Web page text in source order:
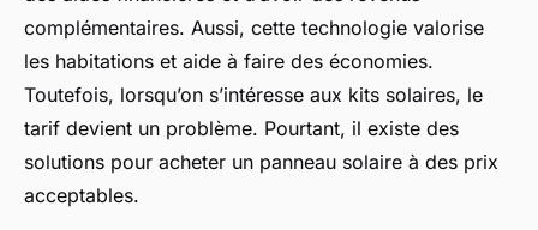
complémentaires. Aussi, cette technologie valorise
les habitations et aide à faire des économies.
Toutefois, lorsqu’on s’intéresse aux kits solaires, le
tarif devient un problème. Pourtant, il existe des
solutions pour acheter un panneau solaire à des prix
acceptables.